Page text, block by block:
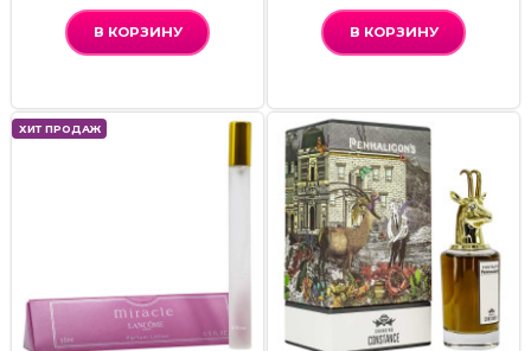
В КОРЗИНУ В КОРЗИНУ
ХИТ ПРОДАЖ